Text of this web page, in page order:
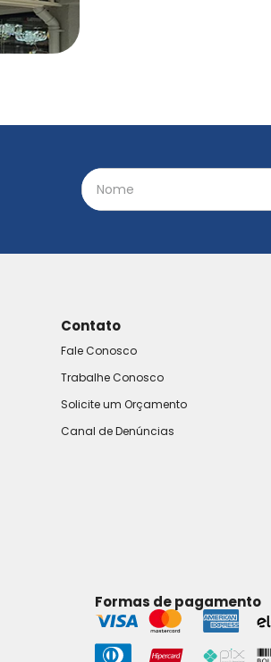
Contato
Fale Conosco
Trabalhe Conosco
Solicite um Orçamento
Canal de Denúncias
Formas de pagamento